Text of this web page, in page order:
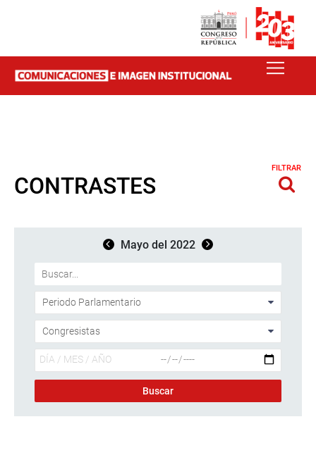
CONTRASTES
FILTRAR
Mayo del 2022